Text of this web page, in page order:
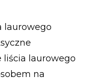
laurowego
liścia laurowego
na